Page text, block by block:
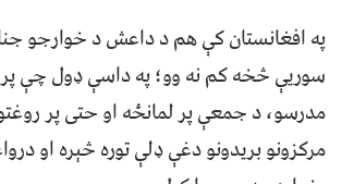
په افغانستان کې هم د داعش د خوارجو
سوریې څخه کم نه وو؛ په داسې ډول چې پر
مدرسو، د جمعې پر لمانځه او حتی پر
مرکزونو بریدونو دغې ډلې توره څېره او